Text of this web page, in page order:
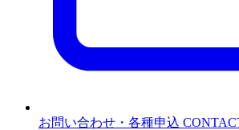
お問い合わせ・各種申込